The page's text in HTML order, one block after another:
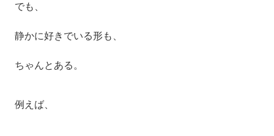
でも、
静かに好きでいる形も、
ちゃんとある。
例えば、